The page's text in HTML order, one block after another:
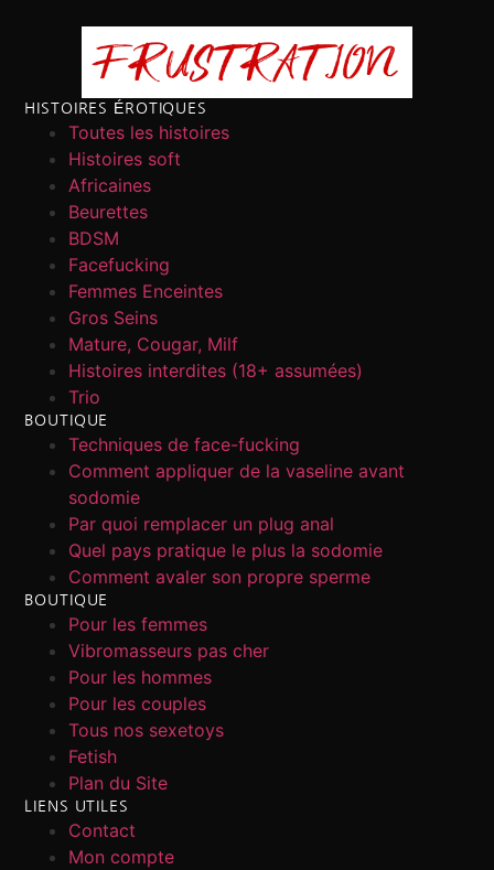
HISTOIRES ÉROTIQUES
Toutes les histoires
Histoires soft
Africaines
Beurettes
BDSM
Facefucking
Femmes Enceintes
Gros Seins
Mature, Cougar, Milf
Histoires interdites (18+ assumées)
Trio
BOUTIQUE
Techniques de face-fucking
Comment appliquer de la vaseline avant
sodomie
Par quoi remplacer un plug anal
Quel pays pratique le plus la sodomie
Comment avaler son propre sperme
BOUTIQUE
Pour les femmes
Vibromasseurs pas cher
Pour les hommes
Pour les couples
Tous nos sexetoys
Fetish
Plan du Site
LIENS UTILES
Contact
Mon compte